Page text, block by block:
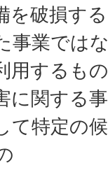
を破損す
事業では
用するも
に関する
て特定の